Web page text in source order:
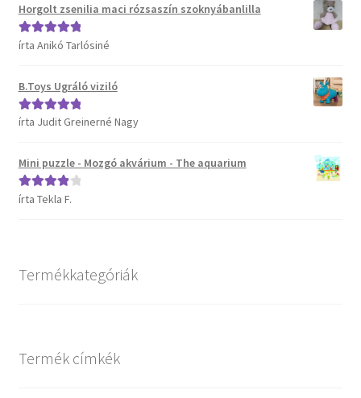
ERGOBAG táskák
Vaganza gyermekruházat
Webáruház
Horgolt zsenilia maci rózsaszín szoknyábanlilla
Értékelés:5/
írta Anikó Tarlósiné
B.Toys Ugráló viziló
Értékelés:5/
írta Judit Greinerné Nagy
Mini puzzle - Mozgó akvárium - The aquarium
Értékelés:
írta Tekla F.
Termékkategóriák
Termék címkék